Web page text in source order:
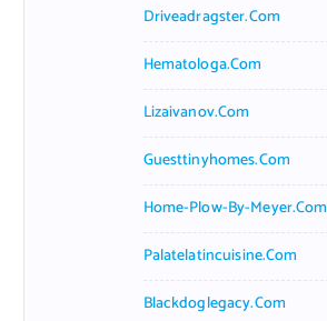
Driveadragster.com
Hematologa.com
Lizaivanov.com
Guesttinyhomes.com
Home-Plow-By-Meyer.com
Palatelatincuisine.com
Blackdoglegacy.com